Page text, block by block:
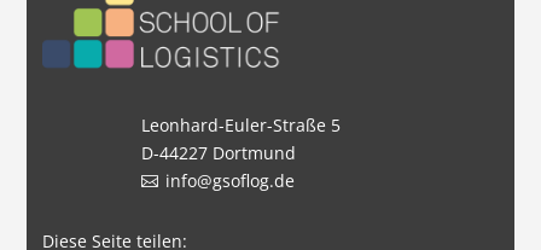
Leonhard-Euler-Straße 5
D-44227 Dortmund
info@gsoflog.de
Diese Seite teilen: